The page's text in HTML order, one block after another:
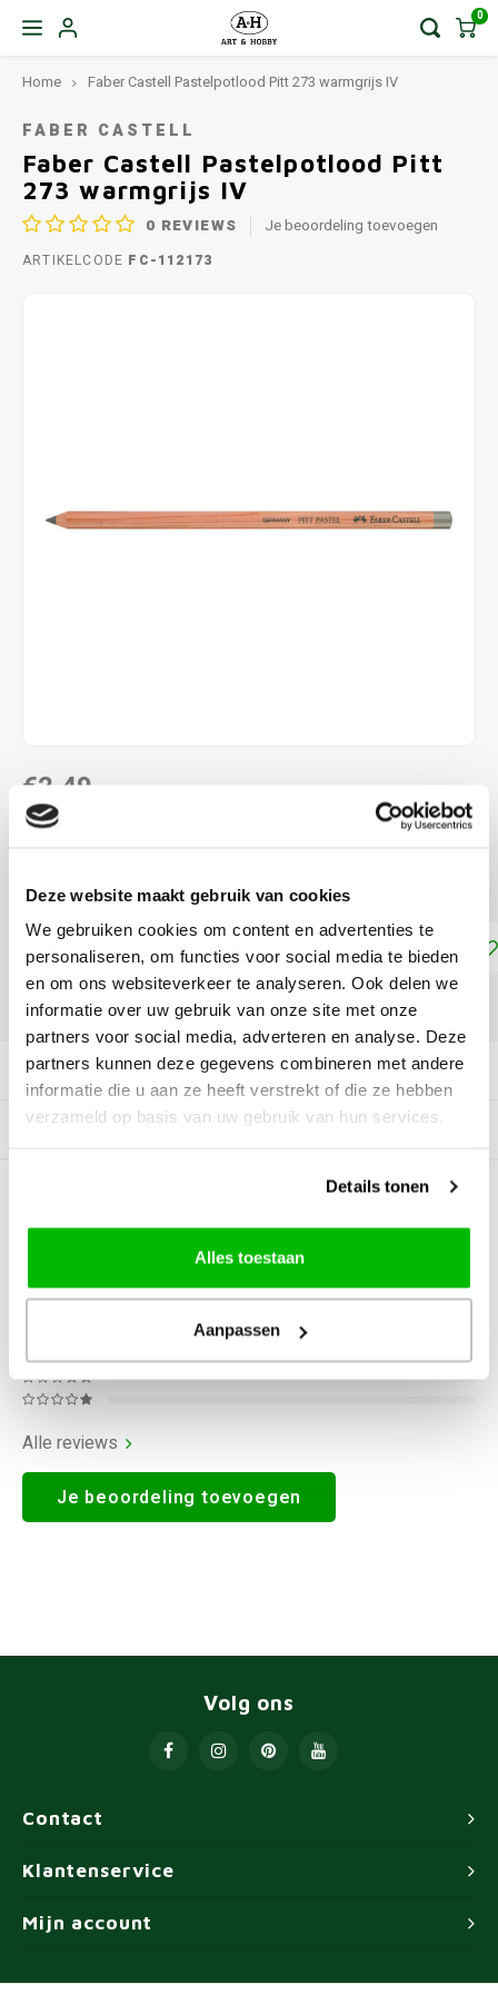
Deze website maakt gebruik van cookies
We gebruiken cookies om content en advertenties te
personaliseren, om functies voor social media te bieden
en om ons websiteverkeer te analyseren. Ook delen we
informatie over uw gebruik van onze site met onze
partners voor social media, adverteren en analyse. Deze
partners kunnen deze gegevens combineren met andere
informatie die u aan ze heeft verstrekt of die ze hebben
verzameld op basis van uw gebruik van hun services.
Details tonen
Alles toestaan
Aanpassen
0
Home Faber Castell Pastelpotlood Pitt 273 warmgrijs IV
FABER CASTELL
Faber Castell Pastelpotlood Pitt
273 warmgrijs IV
0 REVIEWS Je beoordeling toevoegen
ARTIKELCODE FC-112173
€2,49
DIRECT LEVERBAAR
Faber Castell PITT pastelpotlood Warmgrijs IV
Toevoegen aan winkelwagen
DELEN:
Productomschrijving
Gerelateerde producten
BEOORDELINGEN
Alle reviews
Je beoordeling toevoegen
Contact
Volg ons
Klantenservice
Mijn account